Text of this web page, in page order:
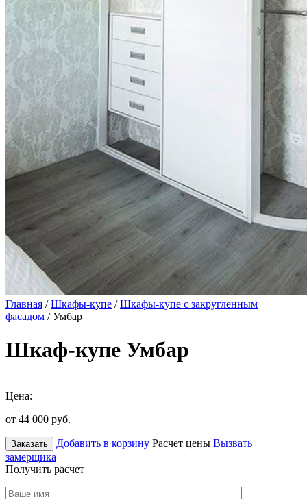
Главная /Шкафы-купе /Шкафы-купе с закругленным
фасадом / Умбар
Шкаф-купе Умбар
Цена:
от 44 000 руб.
Заказать Добавить в корзину Расчет цены Вызвать
замерщика
Получить расчет